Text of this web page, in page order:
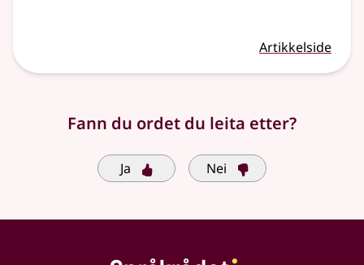
Artikkelside
Fann du ordet du leita etter?
Ja Nei